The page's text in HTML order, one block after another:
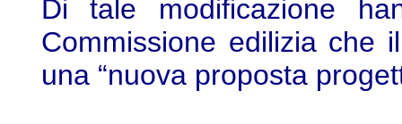
Di tale modificazione
Commissione edilizia che
una “nuova proposta